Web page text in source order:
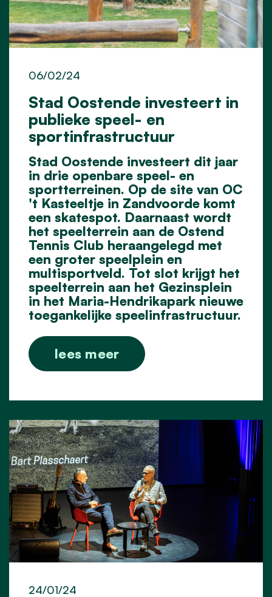
Stad Oostende investeert in
publieke speel- en
sportinfrastructuur
06/02/24
Stad Oostende investeert dit jaar
in drie openbare speel- en
sportterreinen. Op de site van OC
't Kasteeltje in Zandvoorde komt
een skatespot. Daarnaast wordt
het speelterrein aan de Ostend
Tennis Club heraangelegd met
een groter speelplein en
multisportveld. Tot slot krijgt het
speelterrein aan het Gezinsplein
in het Maria-Hendrikapark nieuwe
toegankelijke speelinfrastructuur.
lees meer
24/01/24